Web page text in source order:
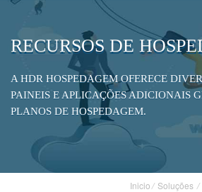
RECURSOS DE
A HDR HOSPEDAGEM OFERECE
PAINEIS E APLICAÇÕES ADICIONAIS
PLANOS DE HOSPEDAGEM.
Inicio/ Soluções /